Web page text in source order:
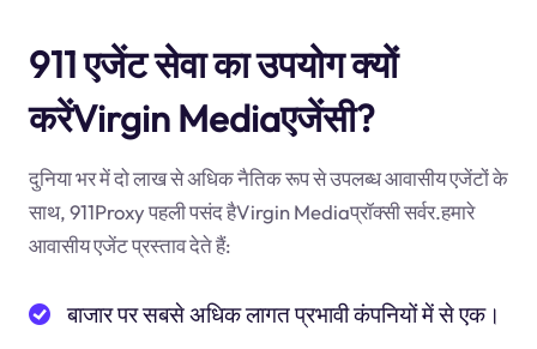
911 एजेंट सेवा का उपयोग क्यों
करेंVirgin Mediaएजेंसी?
दुनिया भर में दो लाख से अधिक नैतिक रूप से उपलब्ध आवासीय एजेंटों के
साथ, 911Proxy पहली पसंद हैVirgin Mediaप्रॉक्सी सर्वर.हमारे
आवासीय एजेंट प्रस्ताव देते हैं:
बाजार पर सबसे अधिक लागत प्रभावी कंपनियों में से एक।